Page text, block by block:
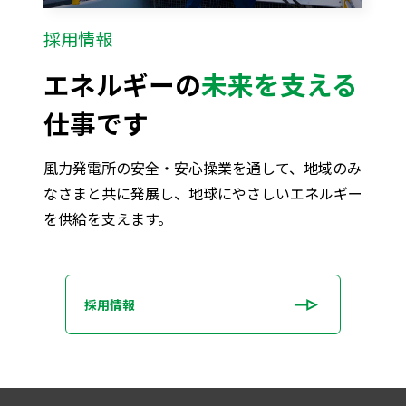
採用情報
エネルギーの未来を支える
仕事です
風力発電所の安全・安心操業を通して、地域のみ
なさまと共に発展し、地球にやさしいエネルギー
を供給を支えます。
採用情報